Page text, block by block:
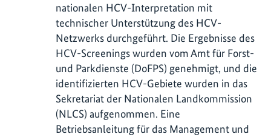
nationalen HCV-Interpretation mit
technischer Unterstützung des HCV-
Netzwerks durchgeführt. Die Ergebnisse des
HCV-Screenings wurden vom Amt für Forst-
und Parkdienste (DoFPS) genehmigt, und die
identifizierten HCV-Gebiete wurden in das
Sekretariat der Nationalen Landkommission
(NLCS) aufgenommen. Eine
Betriebsanleitung für das Management und